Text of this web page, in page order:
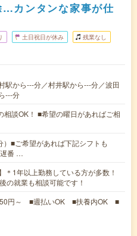
…カンタンな家事が仕
土日祝日が休み 残業なし
駅から---分／村井駅から---分／波田
---分
相談OK！ ■希望の曜日があればご相
■ご希望があれば下記シフトも
番 …
＊1年以上勤務している方が多数！
の就業も相談可能です！
円～ ■週払いOK ■扶養内OK ■